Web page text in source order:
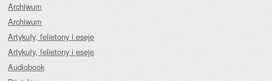
Archiwum
Archiwum
Artykuły, felietony i eseje
Artykuły, felietony i eseje
Audiobook